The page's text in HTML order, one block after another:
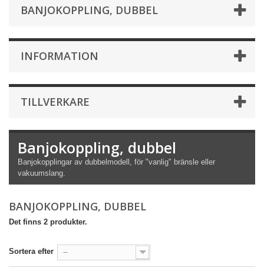
BANJOKOPPLING, DUBBEL
INFORMATION
TILLVERKARE
Banjokoppling, dubbel
Banjokopplingar av dubbelmodell, för "vanlig" bränsle eller
vakuumslang.
BANJOKOPPLING, DUBBEL
Det finns 2 produkter.
Sortera efter --